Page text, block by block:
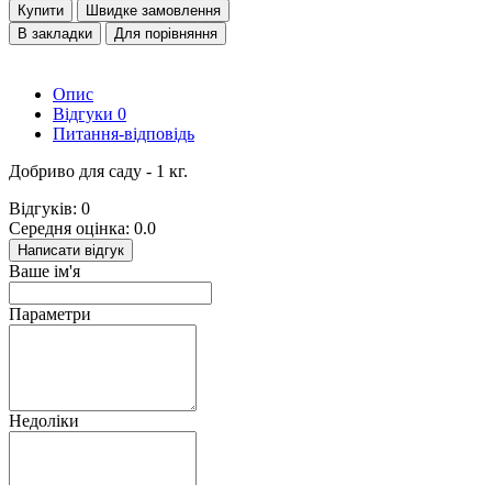
Купити
Швидке замовлення
В закладки
Для порівняння
Опис
Відгуки 0
Питання-відповідь
Добриво для саду - 1 кг.
Відгуків: 0
Середня оцінка: 0.0
Написати відгук
Ваше ім'я
Параметри
Недоліки